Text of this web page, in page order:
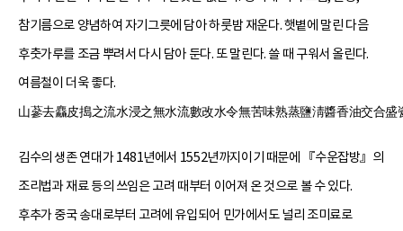
참기름으로 양념하여 자기그릇에 담아 하룻밤 재운다. 햇볕에 말린 다음
후춧가루를 조금 뿌려서 다시 담아 둔다. 또 말린다. 쓸 때 구워서 올린다.
여름철이 더욱 좋다.
山蔘去麤皮搗之流水浸之無水流數改水令無苦味熟蒸鹽淸醬香油交合
김수의 생존 연대가 1481년에서 1552년까지이기 때문에 『수운잡방』의
조리법과 재료 등의 쓰임은 고려 때부터 이어져 온 것으로 볼 수 있다.
후추가 중국 송대로부터 고려에 유입되어 민가에서도 널리 조미료로